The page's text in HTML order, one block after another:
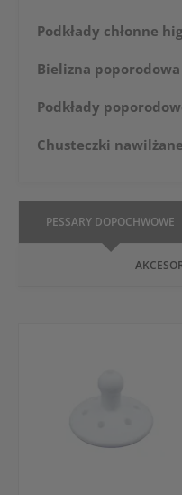
Podkłady chłonne
Bielizna poporodowa
Podkłady
Chusteczki nawilżane
PESSARY DOPOCHWOWE